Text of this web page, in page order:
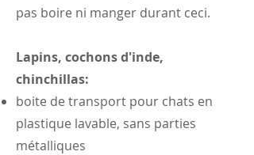
pas boire ni manger durant ceci.
Lapins, cochons d'inde,
chinchillas:
boite de transport pour chats en
plastique lavable, sans parties
métalliques